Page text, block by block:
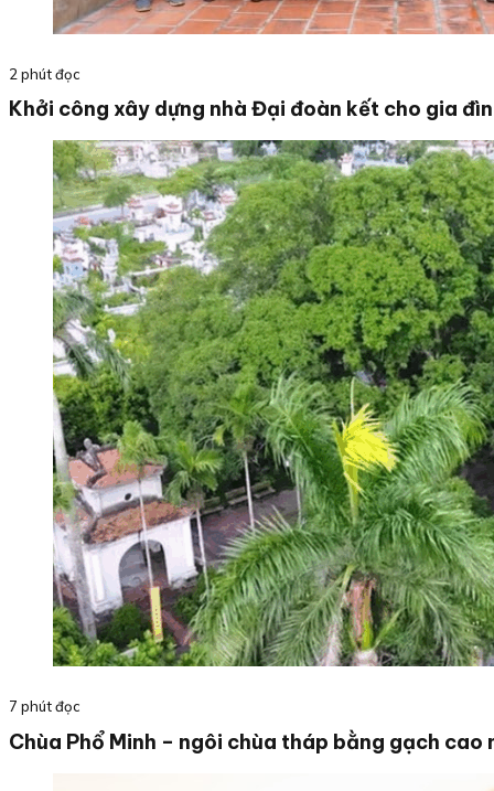
2 phút đọc
Khởi công xây dựng nhà Đại đoàn kết cho gia
7 phút đọc
Chùa Phổ Minh – ngôi chùa tháp bằng gạch cao